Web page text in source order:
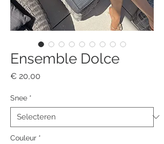
Ensemble Dolce
€ 20,00
Snee *
Couleur *